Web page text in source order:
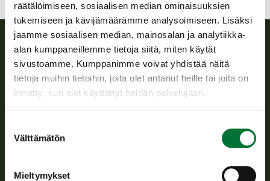
räätälöimiseen, sosiaalisen median ominaisuuksien
tukemiseen ja kävijämäärämme analysoimiseen. Lisäksi
jaamme sosiaalisen median, mainosalan ja analytiikka-
alan kumppaneillemme tietoja siitä, miten käytät
sivustoamme. Kumppanimme voivat yhdistää näitä
tietoja muihin tietoihin, joita olet antanut heille tai joita on
kerätty, kun olet käyttänyt heidän palvelujaan.
valinta
Välttämätön
Mieltymykset
Suomen riistakeskus
Suomen riistakeskus edistää kestävää riistataloutta, tukee